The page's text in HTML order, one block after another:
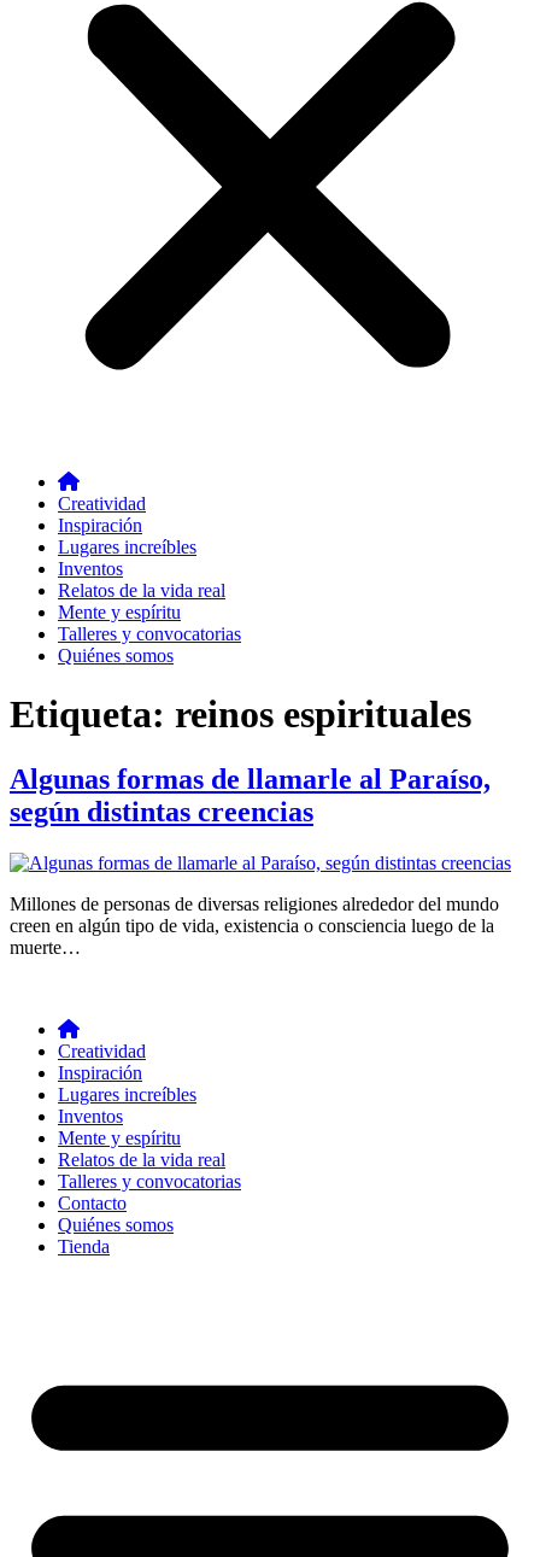
Creatividad
Inspiración
Lugares increíbles
Inventos
Relatos de la vida real
Mente y espíritu
Talleres y convocatorias
Quiénes somos
Etiqueta: reinos espirituales
Algunas formas de llamarle al Paraíso,
según distintas creencias
Millones de personas de diversas religiones alrededor del mundo
creen en algún tipo de vida, existencia o consciencia luego de la
muerte…
Creatividad
Inspiración
Lugares increíbles
Inventos
Mente y espíritu
Relatos de la vida real
Talleres y convocatorias
Contacto
Quiénes somos
Tienda